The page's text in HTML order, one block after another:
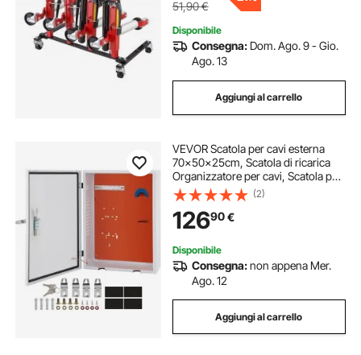
Carrelli
51,90€
Disponibile
Consegna: Dom. Ago. 9 - Gio.
Ago. 13
Aggiungi al carrello
VEVOR Scatola per cavi esterna
70x50x25cm, Scatola di ricarica
Organizzatore per cavi, Scatola per
recinzione elettrica in acciaio a
freddo antipolvere IP32, per
connettore a parete
(2)
12690€
Disponibile
Consegna:non appena Mer.
Ago. 12
Aggiungi al carrello